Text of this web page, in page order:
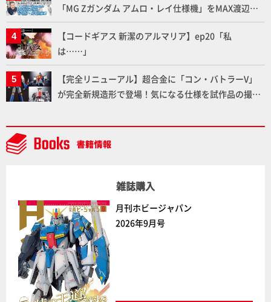
「MG Zガンダム アムロ・レイ仕様機」をMAX渡辺が
ふたたび塗る!!【試し読み】
【コードギアス 新潔のアルマリア】ep20「私
は……」
【完全リニューアル】超合金に「コン・バトラーV」
が完全新規造形で登場！気になる仕様を試作品の撮り
ト」セット情報もお届け！【超合金の魂】
雑誌購入
月刊ホビージャパン
2026年9月号